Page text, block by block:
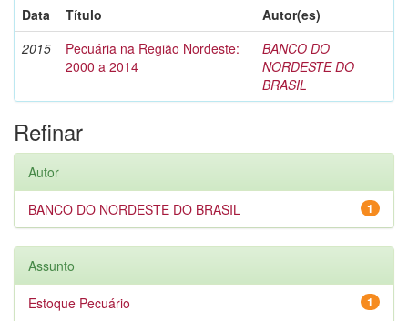
Data
Título
Autor(es)
2015
Pecuária na Região Nordeste:
2000 a 2014
BANCO DO
NORDESTE DO
BRASIL
Refinar
Autor
1
BANCO DO NORDESTE DO BRASIL
Assunto
1
Estoque Pecuário